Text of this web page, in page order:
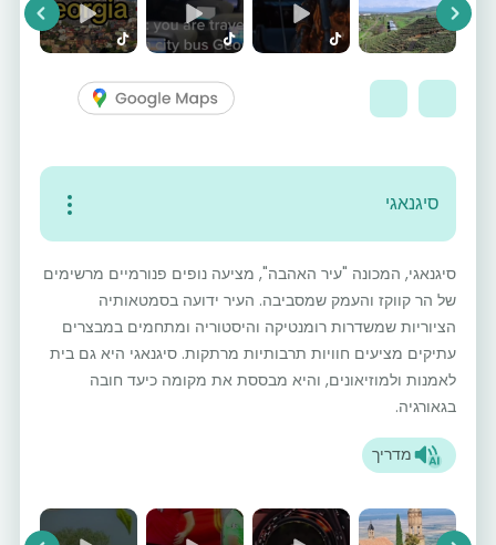
Next
סיגנאגי
סיגנאגי, המכונה "עיר האהבה", מציעה נופים פנורמיים מרשימים
של הר קווקז והעמק שמסביבה. העיר ידועה בסמטאותיה
הציוריות שמשדרות רומנטיקה והיסטוריה ומתחמים במבצרים
עתיקים מציעים חוויות תרבותיות מרתקות. סיגנאגי היא גם בית
לאמנות ולמוזיאונים, והיא מבססת את מקומה כיעד חובה
בגאורגיה.
מדריך